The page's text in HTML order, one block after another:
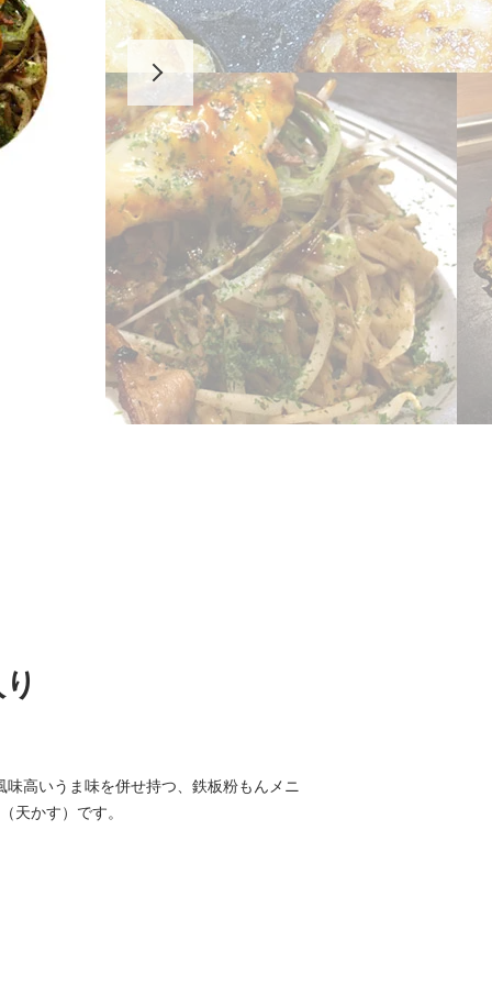
高いうま味を併せ持つ、鉄板粉もんメニ
天かす）です。